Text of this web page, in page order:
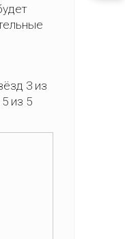
3 из
5 из 5